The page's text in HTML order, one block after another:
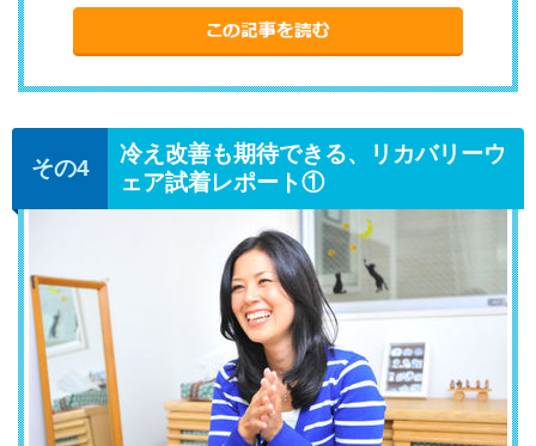
冷え改善も期待できる、リカバリーウ
ェア試着レポート①